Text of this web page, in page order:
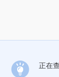
正在